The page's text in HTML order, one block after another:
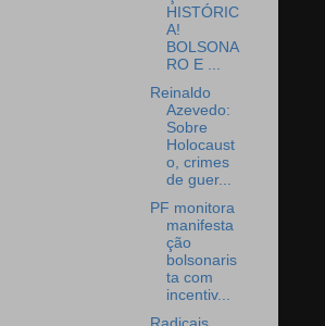
HISTÓRIC
A!
BOLSONA
RO E ...
Reinaldo
Azevedo:
Sobre
Holocaust
o, crimes
de guer...
PF monitora
manifesta
ção
bolsonaris
ta com
incentiv...